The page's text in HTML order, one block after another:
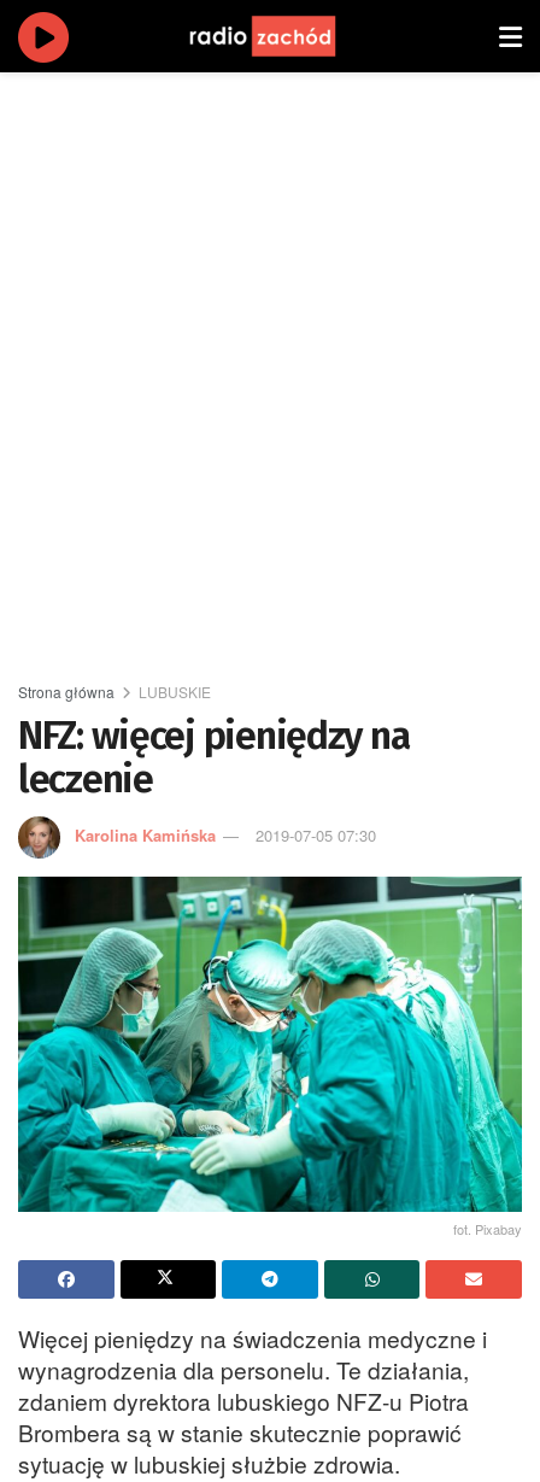
Strona główna LUBUSKIE
NFZ: więcej pieniędzy na
leczenie
Karolina Kamińska 2019-07-05 07:30
fot. Pixabay
Więcej pieniędzy na świadczenia medyczne i
wynagrodzenia dla personelu. Te działania,
zdaniem dyrektora lubuskiego NFZ-u Piotra
Brombera są w stanie skutecznie poprawić
sytuację w lubuskiej służbie zdrowia.